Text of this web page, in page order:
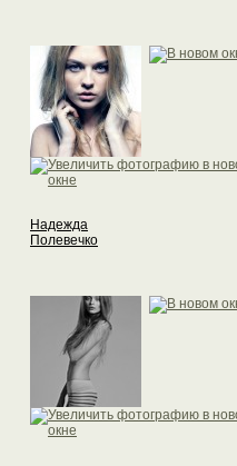
Надежда
Полевечко